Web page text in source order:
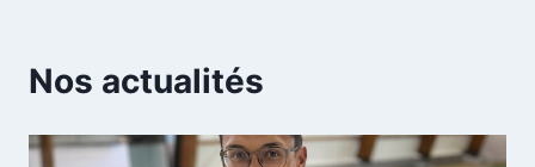
Nos actualités